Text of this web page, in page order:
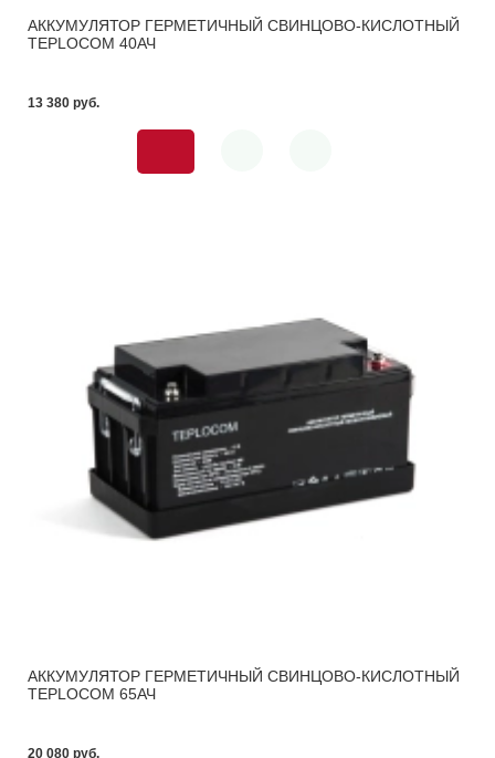
АККУМУЛЯТОР ГЕРМЕТИЧНЫЙ СВИНЦОВО-КИСЛОТНЫЙ
TEPLOCOM 40АЧ
13 380 pуб.
АККУМУЛЯТОР ГЕРМЕТИЧНЫЙ СВИНЦОВО-КИСЛОТНЫЙ
TEPLOCOM 65АЧ
20 080 pуб.